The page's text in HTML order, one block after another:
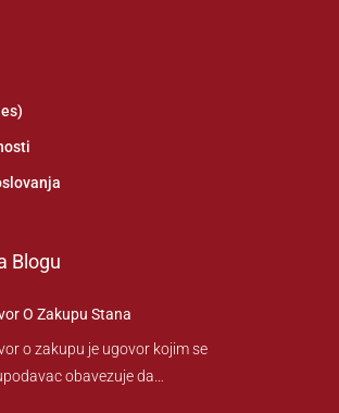
Blogu
O Zakupu Stana
o zakupu je ugovor kojim se
obavezuje da…